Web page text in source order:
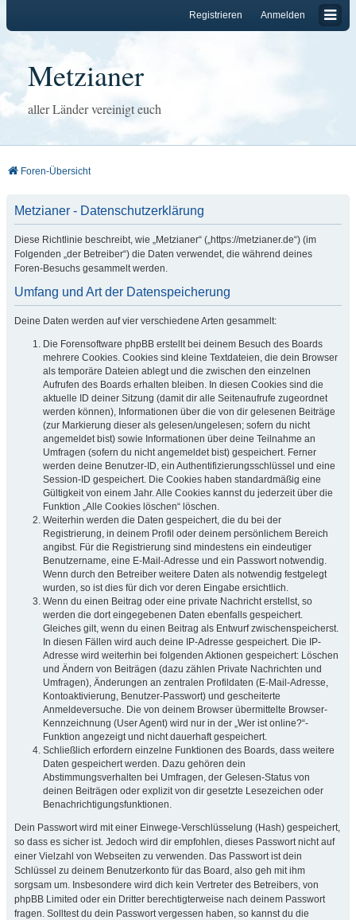
Anmelden
Registrieren
Metzianer
aller Länder vereinigt euch
Foren-Übersicht
Metzianer - Datenschutzerklärung
Diese Richtlinie beschreibt, wie „Metzianer“ („https://metzianer.de“) (im
Folgenden „der Betreiber“) die Daten verwendet, die während deines
Foren-Besuchs gesammelt werden.
Umfang und Art der Datenspeicherung
Deine Daten werden auf vier verschiedene Arten gesammelt:
Die Forensoftware phpBB erstellt bei deinem Besuch des Boards
mehrere Cookies. Cookies sind kleine Textdateien, die dein Browser
als temporäre Dateien ablegt und die zwischen den einzelnen
Aufrufen des Boards erhalten bleiben. In diesen Cookies sind die
aktuelle ID deiner Sitzung (damit dir alle Seitenaufrufe zugeordnet
werden können), Informationen über die von dir gelesenen Beiträge
(zur Markierung dieser als gelesen/ungelesen; sofern du nicht
angemeldet bist) sowie Informationen über deine Teilnahme an
Umfragen (sofern du nicht angemeldet bist) gespeichert. Ferner
werden deine Benutzer-ID, ein Authentifizierungsschlüssel und eine
Session-ID gespeichert. Die Cookies haben standardmäßig eine
Gültigkeit von einem Jahr. Alle Cookies kannst du jederzeit über die
Funktion „Alle Cookies löschen“ löschen.
Weiterhin werden die Daten gespeichert, die du bei der
Registrierung, in deinem Profil oder deinem persönlichem Bereich
angibst. Für die Registrierung sind mindestens ein eindeutiger
Benutzername, eine E-Mail-Adresse und ein Passwort notwendig.
Wenn durch den Betreiber weitere Daten als notwendig festgelegt
wurden, so ist dies für dich vor deren Eingabe ersichtlich.
Wenn du einen Beitrag oder eine private Nachricht erstellst, so
werden die dort eingegebenen Daten ebenfalls gespeichert.
Gleiches gilt, wenn du einen Beitrag als Entwurf zwischenspeicherst.
In diesen Fällen wird auch deine IP-Adresse gespeichert. Die IP-
Adresse wird weiterhin bei folgenden Aktionen gespeichert: Löschen
und Ändern von Beiträgen (dazu zählen Private Nachrichten und
Umfragen), Änderungen an zentralen Profildaten (E-Mail-Adresse,
Kontoaktivierung, Benutzer-Passwort) und gescheiterte
Anmeldeversuche. Die von deinem Browser übermittelte Browser-
Kennzeichnung (User Agent) wird nur in der „Wer ist online?“-
Funktion angezeigt und nicht dauerhaft gespeichert.
Schließlich erfordern einzelne Funktionen des Boards, dass weitere
Daten gespeichert werden. Dazu gehören dein
Abstimmungsverhalten bei Umfragen, der Gelesen-Status von
deinen Beiträgen oder explizit von dir gesetzte Lesezeichen oder
Benachrichtigungsfunktionen.
Dein Passwort wird mit einer Einwege-Verschlüsselung (Hash) gespeichert,
so dass es sicher ist. Jedoch wird dir empfohlen, dieses Passwort nicht auf
einer Vielzahl von Webseiten zu verwenden. Das Passwort ist dein
Schlüssel zu deinem Benutzerkonto für das Board, also geh mit ihm
sorgsam um. Insbesondere wird dich kein Vertreter des Betreibers, von
phpBB Limited oder ein Dritter berechtigterweise nach deinem Passwort
fragen. Solltest du dein Passwort vergessen haben, so kannst du die